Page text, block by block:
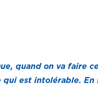
quand on va faire
qui est intolérable. En